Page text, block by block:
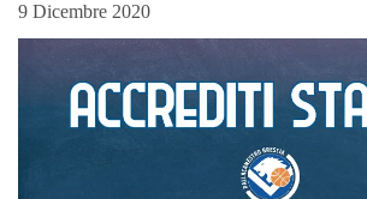
9 Dicembre 2020